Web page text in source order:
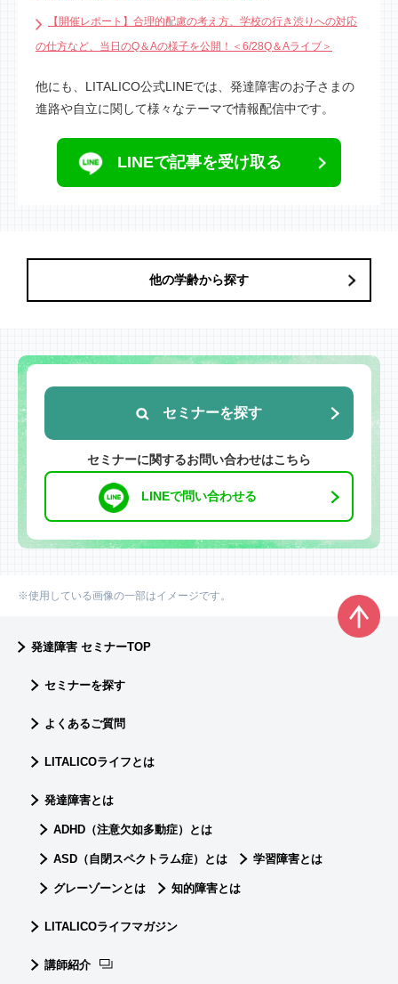
【開催レポート】合理的配慮の考え方、学校の行き渋りへの対応
の仕方など、当日のQ＆Aの様子を公開！＜6/28Q＆Aライブ＞
他にも、LITALICO公式LINEでは、発達障害のお子さまの
進路や自立に関して様々なテーマで情報配信中です。
LINEで記事を受け取る
他の学齢から探す
セミナーを探す
セミナーに関するお問い合わせはこちら
LINEで問い合わせる
※使用している画像の一部はイメージです。
発達障害 セミナーTOP
セミナーを探す
よくあるご質問
LITALICOライフとは
発達障害とは
ADHD（注意欠如多動症）とは
ASD（自閉スペクトラム症）とは 学習障害とは
グレーゾーンとは 知的障害とは
LITALICOライフマガジン
講師紹介